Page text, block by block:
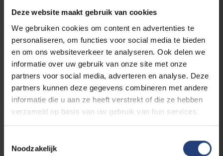
Deze website maakt gebruik van cookies
We gebruiken cookies om content en advertenties te
personaliseren, om functies voor social media te bieden
en om ons websiteverkeer te analyseren. Ook delen we
informatie over uw gebruik van onze site met onze
partners voor social media, adverteren en analyse. Deze
partners kunnen deze gegevens combineren met andere
informatie die u aan ze heeft verstrekt of die ze hebben
verzameld op basis van uw gebruik van hun services.
Noodzakelijk
teams. Vandaag controleer ik de werf van een
nieuw gebouw, een opdracht waarbij mijn
bouwkundige kennis van pas komt. Morgen
sta ik voor een lekkende tankwagen op de
snelweg, dan weet je maar beter veel van
scheikunde af. Net dat maakt de job boeiend
én laat die goed aansluiten op mijn studies.”